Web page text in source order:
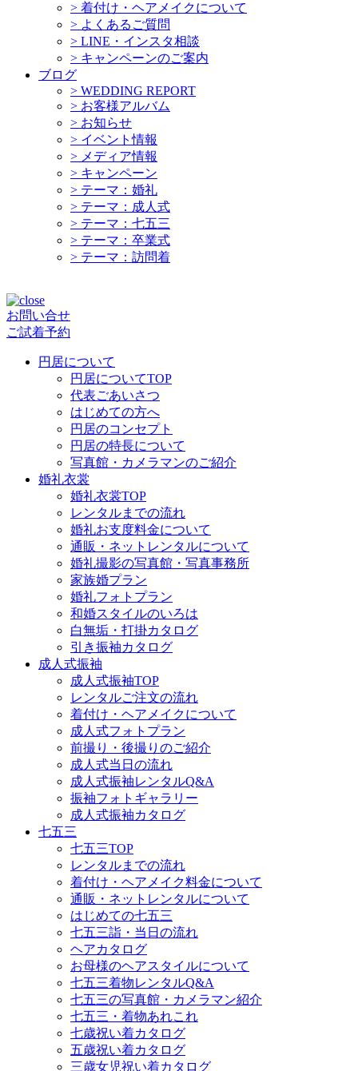
> 着付け・ヘアメイクについて
> よくあるご質問
> LINE・インスタ相談
> キャンペーンのご案内
ブログ
> WEDDING REPORT
> お客様アルバム
> お知らせ
> イベント情報
> メディア情報
> キャンペーン
> テーマ：婚礼
> テーマ：成人式
> テーマ：七五三
> テーマ：卒業式
> テーマ：訪問着
お問い合せ
ご試着予約
円居について
円居についてTOP
代表ごあいさつ
はじめての方へ
円居のコンセプト
円居の特長について
写真館・カメラマンのご紹介
婚礼衣裳
婚礼衣裳TOP
レンタルまでの流れ
婚礼お支度料金について
通販・ネットレンタルについて
婚礼撮影の写真館・写真事務所
家族婚プラン
婚礼フォトプラン
和婚スタイルのいろは
白無垢・打掛カタログ
引き振袖カタログ
成人式振袖
成人式振袖TOP
レンタルご注文の流れ
着付け・ヘアメイクについて
成人式フォトプラン
前撮り・後撮りのご紹介
成人式当日の流れ
成人式振袖レンタルQ&A
振袖フォトギャラリー
成人式振袖カタログ
七五三
七五三TOP
レンタルまでの流れ
着付け・ヘアメイク料金について
通販・ネットレンタルについて
はじめての七五三
七五三詣・当日の流れ
ヘアカタログ
お母様のヘアスタイルについて
七五三着物レンタルQ&A
七五三の写真館・カメラマン紹介
七五三・着物あれこれ
七歳祝い着カタログ
五歳祝い着カタログ
三歳女児祝い着カタログ